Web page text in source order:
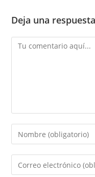
Deja una respuesta